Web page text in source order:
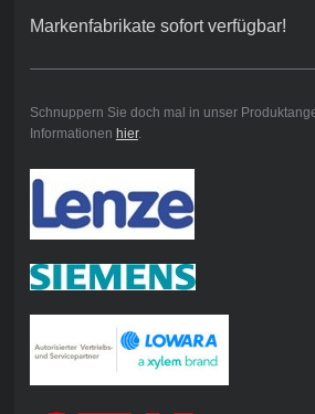
Markenfabrikate sofort verfügbar!
Schnuppern Sie doch mal in unser
Informationen hier.